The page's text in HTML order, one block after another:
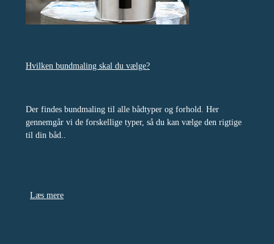
Hvilken bundmaling skal du vælge?
Der findes bundmaling til alle bådtyper og forhold. Her
gennemgår vi de forskellige typer, så du kan vælge den rigtige
til din båd..
Læs mere